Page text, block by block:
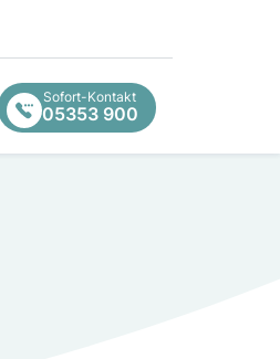
Sofort-Kontakt
05353 900